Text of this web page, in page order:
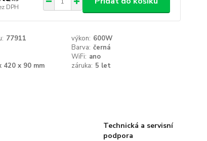
DPH
77911 výkon: 600W
Barva: černá
WiFi: ano
420 x 90 mm záruka: 5 let
Technická a servisní
podpora